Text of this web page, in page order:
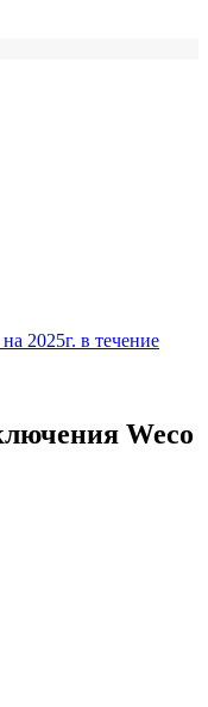
2025г. в течение
Weco